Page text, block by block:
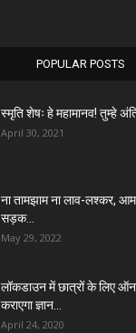
POPULAR POSTS
स्मृति शेषः हे महामानव! तुम्हे
April 30, 2021
ना तामझाम ना लाव-लश्कर,
सड़क...
May 29, 2022
लॉकडाउन में छात्रों के लिए
कराएगा ज्ञान...
April 24, 2020